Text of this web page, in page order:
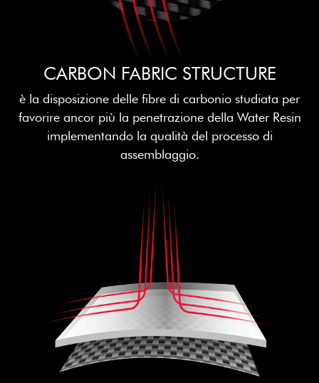
CARBON FABRIC STRUCTURE
è la disposizione delle fibre di carbonio studiata per
favorire ancor più la penetrazione della Water Resin
implementando la qualità del processo di
assemblaggio.